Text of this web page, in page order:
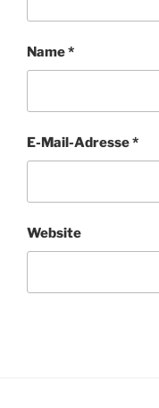
Name*
E-Mail-Adresse*
Website